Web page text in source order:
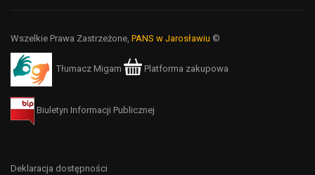
Wszelkie Prawa Zastrzeżone, PANS w Jarosławiu ©
Tłumacz Migam Platforma zakupowa
Biuletyn Informacji Publicznej
Deklaracja dostępności